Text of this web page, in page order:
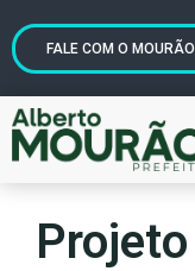
FALE COM O MOURÃO
Projeto